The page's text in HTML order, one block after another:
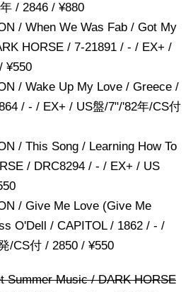
/ 2846 / ¥880
/ When We Was Fab / Got My
HORSE / 7-21891 / - / EX+ /
¥550
/ Wake Up My Love / Greece /
/ - / EX+ / US盤/7"/'82年/CS付
/ This Song / Learning How To
/ DRC8294 / - / EX+ / US
/ Give Me Love (Give Me
O'Dell / CAPITOL / 1862 / - /
/CS付 / 2850 / ¥550
Summer Music / DARK HORSE